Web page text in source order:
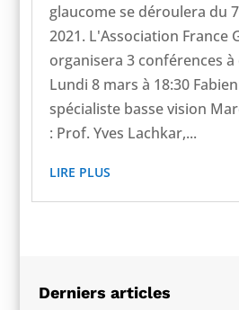
glaucome se déroulera du
2021. L'Association France
organisera 3 conférences
Lundi 8 mars à 18:30
spécialiste basse vision
: Prof. Yves Lachkar,...
LIRE PLUS
Derniers articles